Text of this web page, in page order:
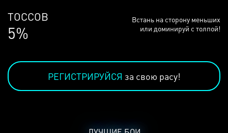
ЛЮДЕЙ
68%
Встань на сторону меньших
или доминируй с толпой!
РЕГИСТРИРУЙСЯ за свою расу!